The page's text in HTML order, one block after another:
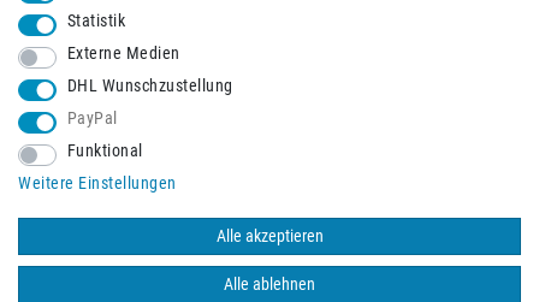
© 2026 Burbach+Goetz Deutsche Sanitätshaus GmbH
vorbehalten. Alle Preise verstehen sich inklusive der Mehrwertsteuer,
zuzüglich der Versandkosten.
Statistik
Externe Medien
DHL Wunschzustellung
PayPal
Funktional
Weitere Einstellungen
Alle akzeptieren
Alle ablehnen